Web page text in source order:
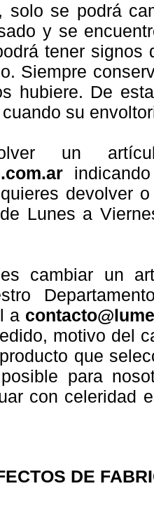
solo se podrá
y se
tener signos
Siempre
hubiere. De
su
un
devolver
Lunes a
cambiar un
a
motivo del
que
para
con celeridad
DE